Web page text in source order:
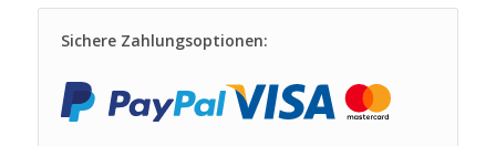
Sichere Zahlungsoptionen: